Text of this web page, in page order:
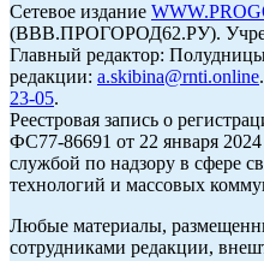
Сетевое издание
(ВВВ.ПРОГОРОД62.РУ).
Главный редактор:
редакции: a.skibina@rnti.online
23-05.
Реестровая запись о
ФС77-86691 от 22 января
службой по надзору в сфере
технологий и массовых
Любые материалы,
сотрудниками редакции,